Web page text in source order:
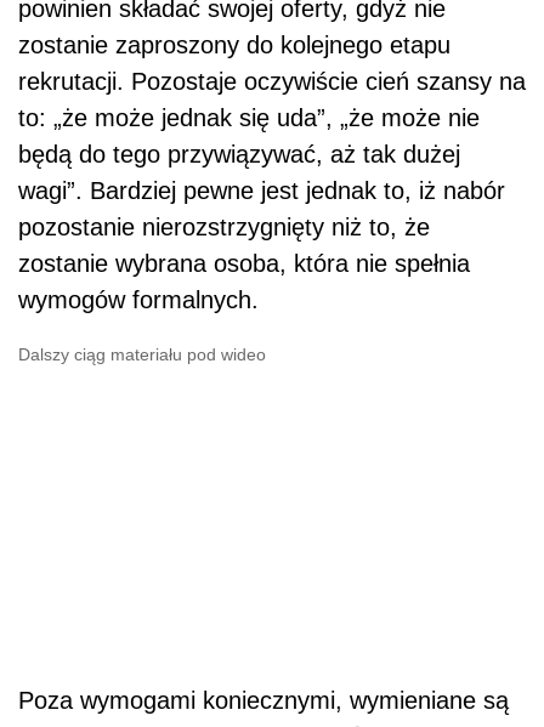
powinien składać swojej oferty, gdyż nie
zostanie zaproszony do kolejnego etapu
rekrutacji. Pozostaje oczywiście cień szansy na
to: „że może jednak się uda”, „że może nie
będą do tego przywiązywać, aż tak dużej
wagi”. Bardziej pewne jest jednak to, iż nabór
pozostanie nierozstrzygnięty niż to, że
zostanie wybrana osoba, która nie spełnia
wymogów formalnych.
Dalszy ciąg materiału pod wideo
Poza wymogami koniecznymi, wymieniane są